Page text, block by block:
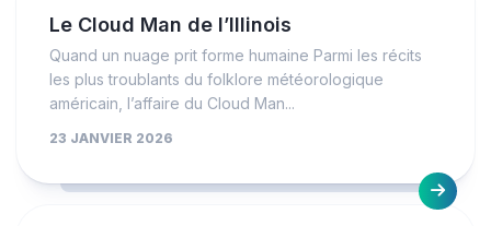
Le Cloud Man de l’Illinois
Quand un nuage prit forme humaine Parmi les récits
les plus troublants du folklore météorologique
américain, l’affaire du Cloud Man...
23 JANVIER 2026